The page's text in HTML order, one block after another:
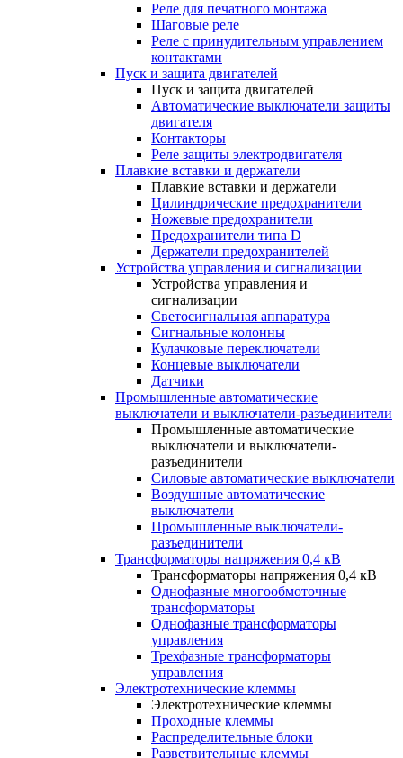
Реле для печатного монтажа
Шаговые реле
Реле с принудительным управлением
контактами
Пуск и защита двигателей
Пуск и защита двигателей
Автоматические выключатели защиты
двигателя
Контакторы
Реле защиты электродвигателя
Плавкие вставки и держатели
Плавкие вставки и держатели
Цилиндрические предохранители
Ножевые предохранители
Предохранители типа D
Держатели предохранителей
Устройства управления и сигнализации
Устройства управления и
сигнализации
Светосигнальная аппаратура
Сигнальные колонны
Кулачковые переключатели
Концевые выключатели
Датчики
Промышленные автоматические
выключатели и выключатели-разъединители
Промышленные автоматические
выключатели и выключатели-
разъединители
Силовые автоматические выключатели
Воздушные автоматические
выключатели
Промышленные выключатели-
разъединители
Трансформаторы напряжения 0,4 кВ
Трансформаторы напряжения 0,4 кВ
Однофазные многообмоточные
трансформаторы
Однофазные трансформаторы
управления
Трехфазные трансформаторы
управления
Электротехнические клеммы
Электротехнические клеммы
Проходные клеммы
Распределительные блоки
Разветвительные клеммы